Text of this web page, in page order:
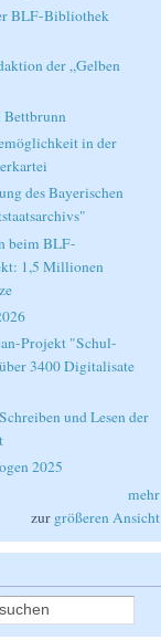
BLF-Bibliothek
der „Gelben
in der
des Bayerischen
beim BLF-
1,5 Millionen
Projekt "Schul-
3400 Digitalisate
und Lesen der
2025
mehr
zur größeren Ansicht